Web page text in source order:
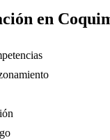
en